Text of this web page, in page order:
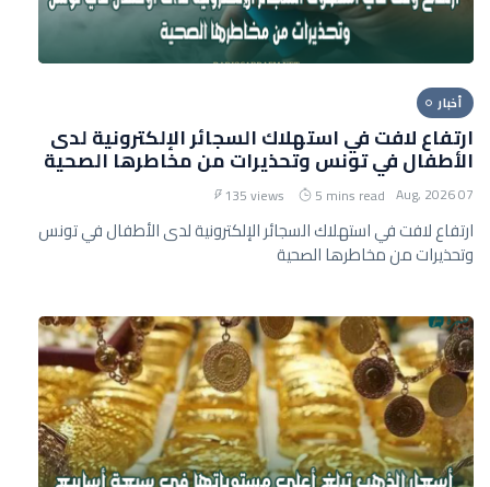
أخبار
ارتفاع لافت في استهلاك السجائر الإلكترونية لدى
الأطفال في تونس وتحذيرات من مخاطرها الصحية
07 Aug, 2026
5 mins read
135 views
ارتفاع لافت في استهلاك السجائر الإلكترونية لدى الأطفال في تونس
وتحذيرات من مخاطرها الصحية